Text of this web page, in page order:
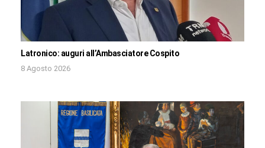
Latronico: auguri all’Ambasciatore Cospito
8 Agosto 2026